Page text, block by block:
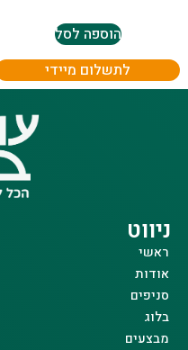
הוספה לסל
לתשלום מיידי
ניווט
ראשי
אודות
סניפים
בלוג
מבצעים